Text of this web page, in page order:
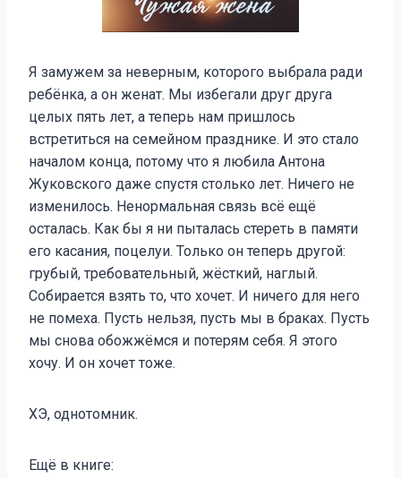
Я замужем за неверным, которого выбрала ради
ребёнка, а он женат. Мы избегали друг друга
целых пять лет, а теперь нам пришлось
встретиться на семейном празднике. И это стало
началом конца, потому что я любила Антона
Жуковского даже спустя столько лет. Ничего не
изменилось. Ненормальная связь всё ещё
осталась. Как бы я ни пыталась стереть в памяти
его касания, поцелуи. Только он теперь другой:
грубый, требовательный, жёсткий, наглый.
Собирается взять то, что хочет. И ничего для него
не помеха. Пусть нельзя, пусть мы в браках. Пусть
мы снова обожжёмся и потерям себя. Я этого
хочу. И он хочет тоже.
ХЭ, однотомник.
Ещё в книге: